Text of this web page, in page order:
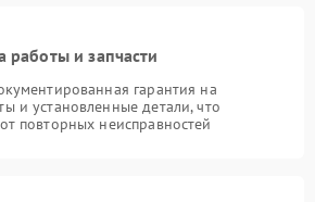
работы и запчасти
гарантия на
и установленные детали, что
повторных неисправностей